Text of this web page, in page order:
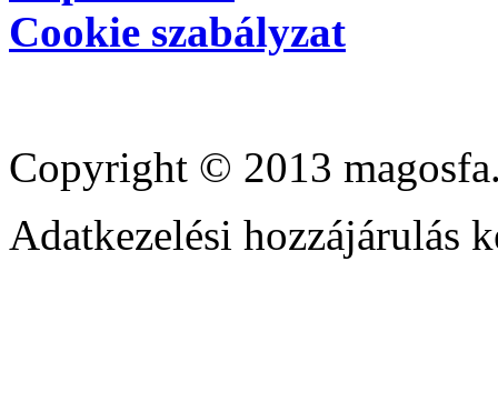
Cookie szabályzat
Copyright © 2013
Adatkezelési hozzájárulás